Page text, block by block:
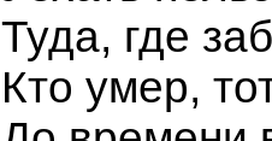
Туда, где
Кто умер,